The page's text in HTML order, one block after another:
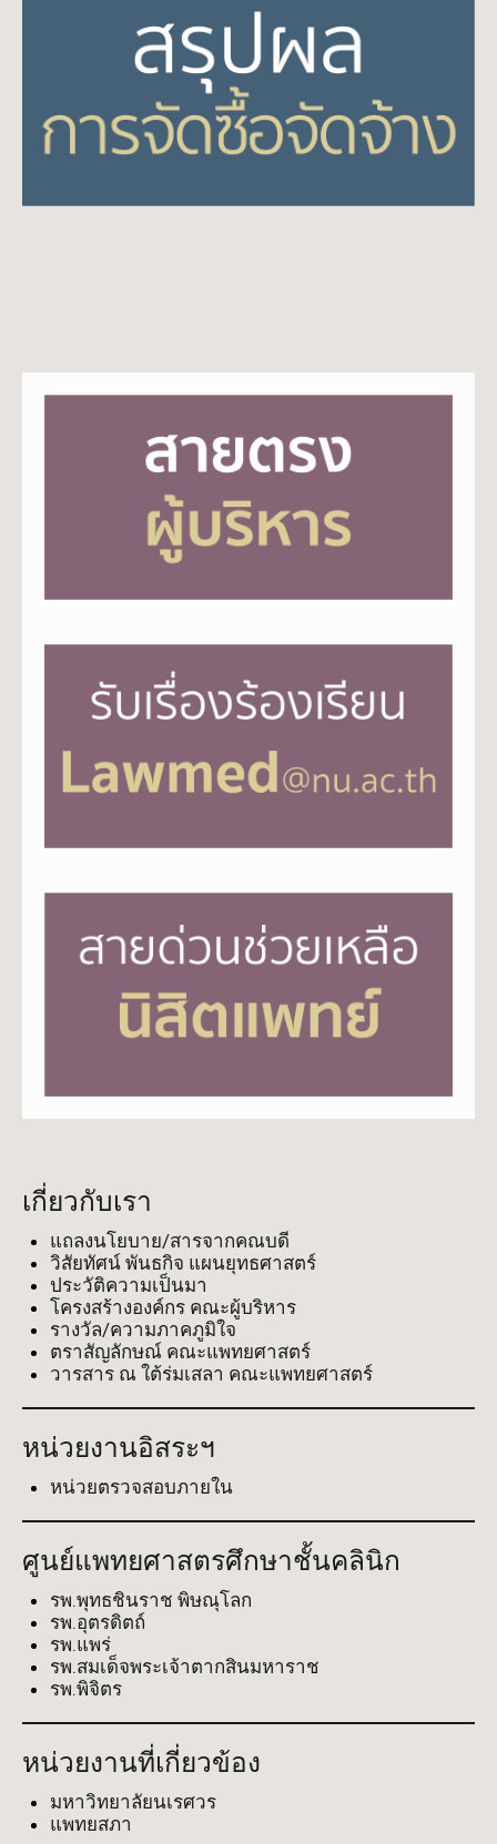
เกี่ยวกับเรา
แถลงนโยบาย/สารจากคณบดี
วิสัยทัศน์ พันธกิจ แผนยุทธศาสตร์
ประวัติความเป็นมา
โครงสร้างองค์กร คณะผู้บริหาร
รางวัล/ความภาคภูมิใจ
ตราสัญลักษณ์ คณะแพทยศาสตร์
วารสาร ณ ใต้ร่มเสลา คณะแพทยศาสตร์
หน่วยงานอิสระฯ
หน่วยตรวจสอบภายใน
ศูนย์แพทยศาสตรศึกษาชั้นคลินิก
รพ.พุทธชินราช พิษณุโลก
รพ.อุตรดิตถ์
รพ.แพร่
รพ.สมเด็จพระเจ้าตากสินมหาราช
รพ.พิจิตร
หน่วยงานที่เกี่ยวข้อง
มหาวิทยาลัยนเรศวร
แพทยสภา